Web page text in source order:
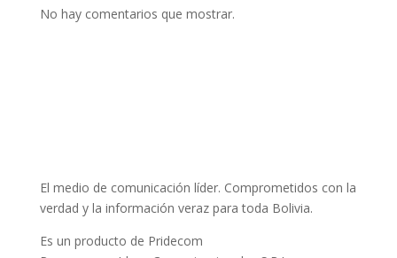
No hay comentarios que mostrar.
El medio de comunicación líder. Comprometidos con la
verdad y la información veraz para toda Bolivia.
Es un producto de Pridecom